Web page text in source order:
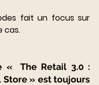
fait un focus sur
cas.
«  The Retail 3.0 :
Store » est toujours